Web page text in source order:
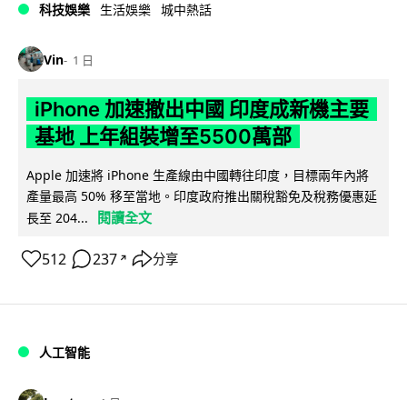
科技娛樂 生活娛樂 城中熱話
Vin 1 日
iPhone 加速撤出中國 印度成新機主要
基地 上年組裝增至5500萬部
Apple 加速將 iPhone 生產線由中國轉往印度，目標兩年內將
產量最高 50% 移至當地。印度政府推出關稅豁免及稅務優惠延
長至 204...
閱讀全文
512 237 ↗ 分享
人工智能